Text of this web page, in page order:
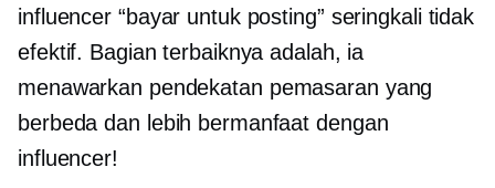
influencer “bayar untuk posting” seringkali tidak
efektif. Bagian terbaiknya adalah, ia
menawarkan pendekatan pemasaran yang
berbeda dan lebih bermanfaat dengan
influencer!